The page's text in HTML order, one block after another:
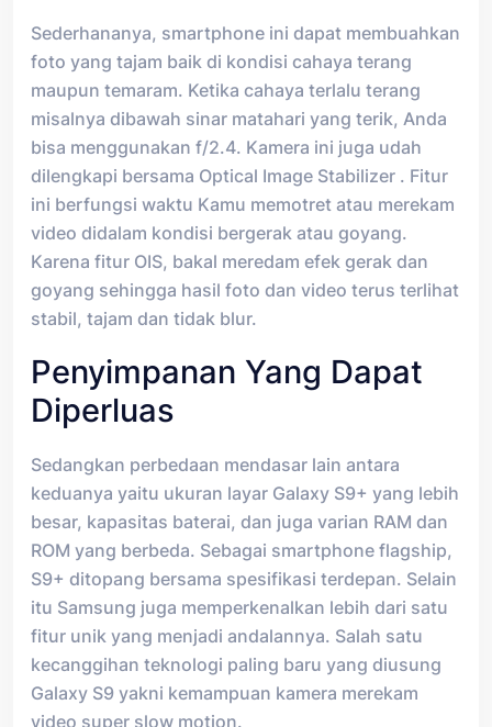
Sederhananya, smartphone ini dapat membuahkan
foto yang tajam baik di kondisi cahaya terang
maupun temaram. Ketika cahaya terlalu terang
misalnya dibawah sinar matahari yang terik, Anda
bisa menggunakan f/2.4. Kamera ini juga udah
dilengkapi bersama Optical Image Stabilizer . Fitur
ini berfungsi waktu Kamu memotret atau merekam
video didalam kondisi bergerak atau goyang.
Karena fitur OIS, bakal meredam efek gerak dan
goyang sehingga hasil foto dan video terus terlihat
stabil, tajam dan tidak blur.
Penyimpanan Yang Dapat
Diperluas
Sedangkan perbedaan mendasar lain antara
keduanya yaitu ukuran layar Galaxy S9+ yang lebih
besar, kapasitas baterai, dan juga varian RAM dan
ROM yang berbeda. Sebagai smartphone flagship,
S9+ ditopang bersama spesifikasi terdepan. Selain
itu Samsung juga memperkenalkan lebih dari satu
fitur unik yang menjadi andalannya. Salah satu
kecanggihan teknologi paling baru yang diusung
Galaxy S9 yakni kemampuan kamera merekam
video super slow motion.